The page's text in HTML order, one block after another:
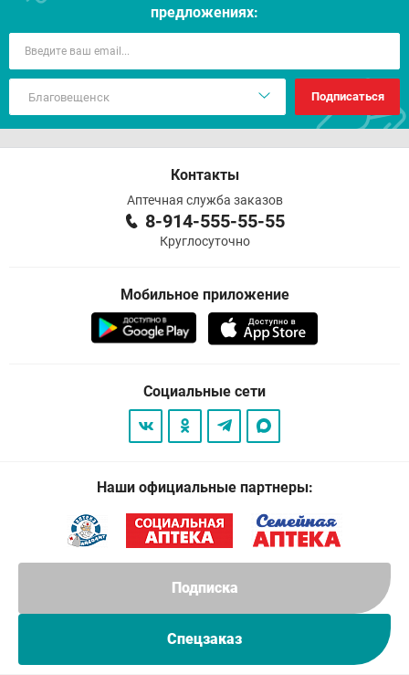
Подписка
Спецзаказ
предложениях:
Подписаться
Контакты
Аптечная служба заказов
8-914-555-55-55
Круглосуточно
Мобильное приложение
Социальные сети
Наши официальные партнеры: